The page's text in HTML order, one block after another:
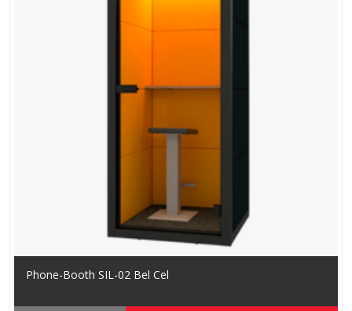
Phone-Booth SIL-02 Bel Cel